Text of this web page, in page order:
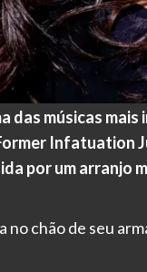
das músicas
Infatuation
por um arranjo
chão de seu